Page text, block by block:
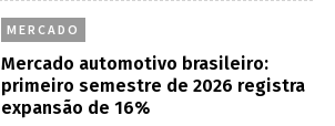
MERCADO
Mercado automotivo brasileiro:
primeiro semestre de 2026 registra
expansão de 16%